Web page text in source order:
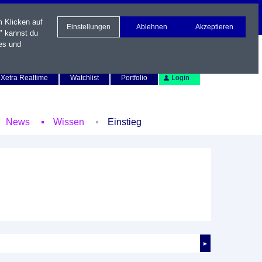
Xetra Realtime
Watchlist Portfolio Login
News Wissen Einstieg
►
Klicken auf
kannst du
und
Einstellungen Ablehnen Akzeptieren